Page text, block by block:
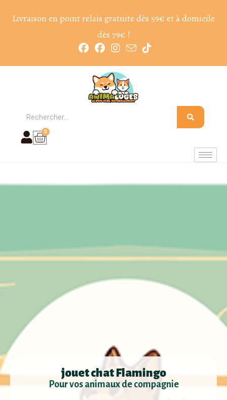
Livraison en point relais gratuite dès 59€ et à domicile
dès 79€ !
0
jouet chat Flamingo
Pour vos animaux de compagnie